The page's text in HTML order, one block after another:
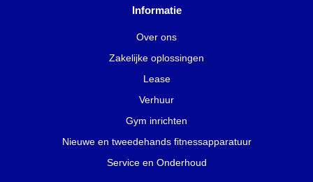
Informatie
Over ons
Zakelijke oplossingen
Lease
Verhuur
Gym inrichten
Nieuwe en tweedehands fitnessapparatuur
Service en Onderhoud